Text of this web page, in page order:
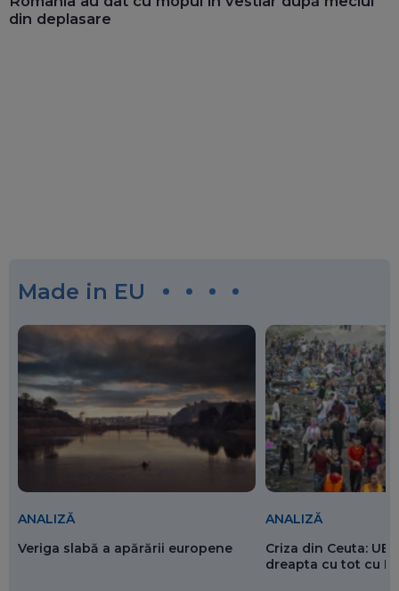
din deplasare
Made in EU
ANALIZĂ
Veriga slabă a apărării europene
ANALIZĂ
Criza din Ceuta: UE
dreapta cu tot cu